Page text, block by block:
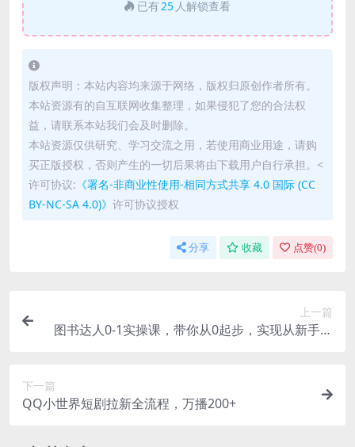
已有 25 人解锁查看
版权声明：本站内容均来源于网络，版权归原创作者所有。
本站资源有的自互联网收集整理，如果侵犯了您的合法权
益，请联系本站我们会及时删除。
本站资源仅供研究、学习交流之用，若使用商业用途，请购
买正版授权，否则产生的一切后果将由下载用户自行承担。<
许可协议: 《署名-非商业性使用-相同方式共享 4.0 国际 (CC
BY-NC-SA 4.0)》 许可协议授权
分享 收藏 点赞(0)
上一篇
图书达人0-1实操课，带你从0起步，实现从新手到
下一篇
QQ小世界短剧拉新全流程，万播200+